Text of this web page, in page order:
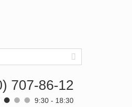
707-86-12
9:30 - 18:30